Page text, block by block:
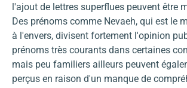
l'ajout de lettres superflues peuvent être
Des prénoms comme Nevaeh, qui est le
à l'envers, divisent fortement l'opinion
prénoms très courants dans certaines
mais peu familiers ailleurs peuvent
perçus en raison d'un manque de